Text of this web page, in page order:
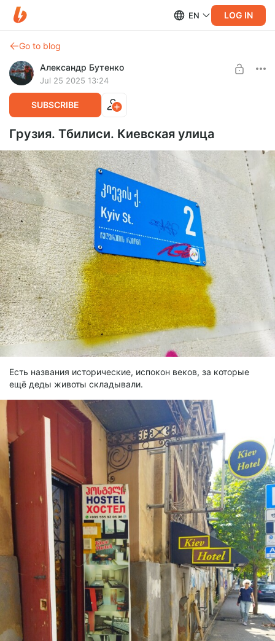
EN LOG IN
Go to blog
Александр Бутенко
Jul 25 2025 13:24
SUBSCRIBE
Грузия. Тбилиси. Киевская улица
Есть названия исторические, испокон веков, за которые
ещё деды животы складывали.